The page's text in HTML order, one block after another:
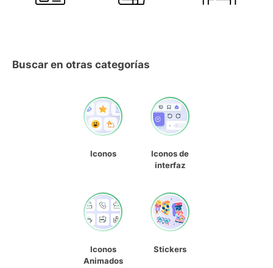
Buscar en otras categorías
Iconos
Iconos de
interfaz
Iconos
Animados
Stickers